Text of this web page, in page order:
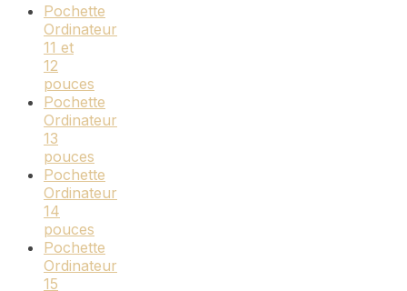
Pochette
Ordinateur
11 et
12
pouces
Pochette
Ordinateur
13
pouces
Pochette
Ordinateur
14
pouces
Pochette
Ordinateur
15